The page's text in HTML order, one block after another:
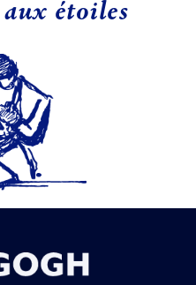
étoiles